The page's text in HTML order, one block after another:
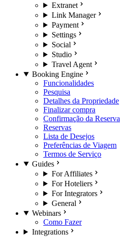
Extranet
Link Manager
Payment
Settings
Social
Studio
Travel Agent
Booking Engine
Funcionalidades
Pesquisa
Detalhes da Propriedade
Finalizar compra
Confirmação da Reserva
Reservas
Lista de Desejos
Preferências de Viagem
Termos de Serviço
Guides
For Affiliates
For Hoteliers
For Integrators
General
Webinars
Como Fazer
Integrations